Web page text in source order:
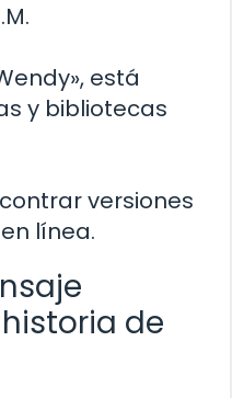
está
y bibliotecas
versiones
línea.
de